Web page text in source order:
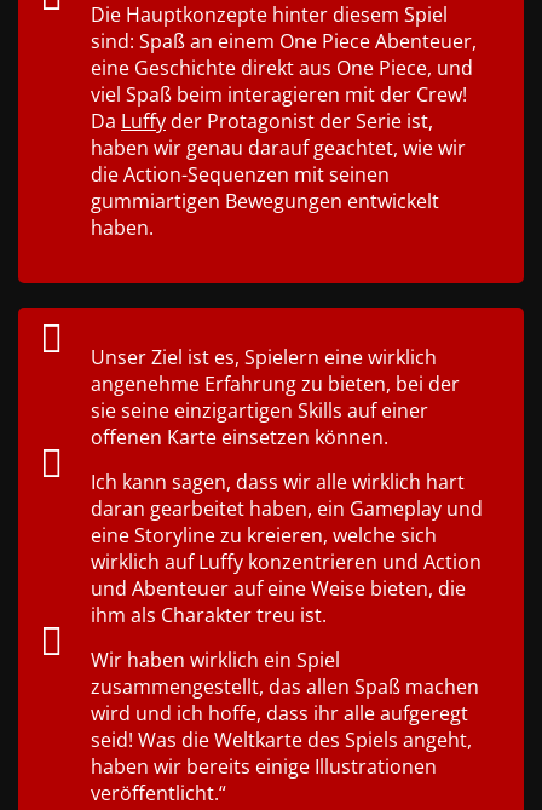
Die Hauptkonzepte hinter diesem Spiel
sind: Spaß an einem One Piece Abenteuer,
eine Geschichte direkt aus One Piece, und
viel Spaß beim interagieren mit der Crew!
Da Luffyder Protagonist der Serie ist,
haben wir genau darauf geachtet, wie wir
die Action-Sequenzen mit seinen
gummiartigen Bewegungen entwickelt
haben.
Unser Ziel ist es, Spielern eine wirklich
angenehme Erfahrung zu bieten, bei der
sie seine einzigartigen Skills auf einer
offenen Karte einsetzen können.
Ich kann sagen, dass wir alle wirklich hart
daran gearbeitet haben, ein Gameplay und
eine Storyline zu kreieren, welche sich
wirklich auf Luffy konzentrieren und Action
und Abenteuer auf eine Weise bieten, die
ihm als Charakter treu ist.
Wir haben wirklich ein Spiel
zusammengestellt, das allen Spaß machen
wird und ich hoffe, dass ihr alle aufgeregt
seid! Was die Weltkarte des Spiels angeht,
haben wir bereits einige Illustrationen
veröffentlicht.“